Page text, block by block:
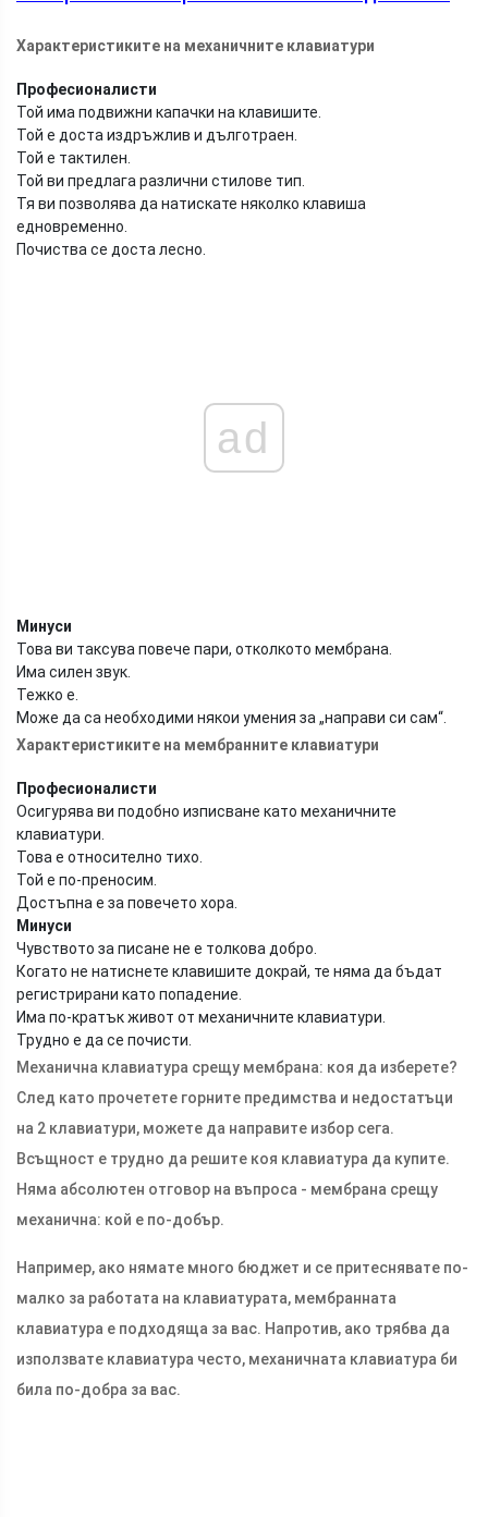
Характеристиките на механичните клавиатури
Професионалисти
Той има подвижни капачки на клавишите.
Той е доста издръжлив и дълготраен.
Той е тактилен.
Той ви предлага различни стилове тип.
Тя ви позволява да натискате няколко клавиша
едновременно.
Почиства се доста лесно.
ad
Минуси
Това ви таксува повече пари, отколкото мембрана.
Има силен звук.
Тежко е.
Може да са необходими някои умения за „направи си сам“.
Характеристиките на мембранните клавиатури
Професионалисти
Осигурява ви подобно изписване като механичните
клавиатури.
Това е относително тихо.
Той е по-преносим.
Достъпна е за повечето хора.
Минуси
Чувството за писане не е толкова добро.
Когато не натиснете клавишите докрай, те няма да бъдат
регистрирани като попадение.
Има по-кратък живот от механичните клавиатури.
Трудно е да се почисти.
Механична клавиатура срещу мембрана: коя да изберете?
След като прочетете горните предимства и недостатъци
на 2 клавиатури, можете да направите избор сега.
Всъщност е трудно да решите коя клавиатура да купите.
Няма абсолютен отговор на въпроса - мембрана срещу
механична: кой е по-добър.
Например, ако нямате много бюджет и се притеснявате по-
малко за работата на клавиатурата, мембранната
клавиатура е подходяща за вас. Напротив, ако трябва да
използвате клавиатура често, механичната клавиатура би
била по-добра за вас.